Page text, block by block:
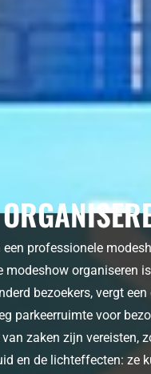
professionele
modeshow organiseren
bezoekers, vergt
parkeerruimte voor
zaken zijn vereisten,
en de lichteffecten: ze